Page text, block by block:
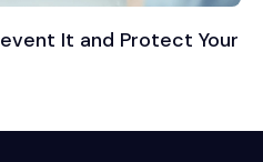
It and Protect Your